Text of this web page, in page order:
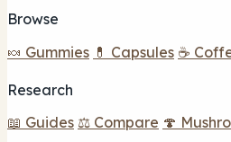
Browse
🍬 Gummies 💊 Capsules ☕
Research
📖 Guides ⚖️ Compare 🍄